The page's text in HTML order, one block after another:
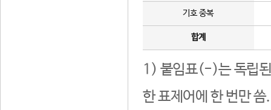
기호 중복
합계
1) 붙임표(-)는 독립된
한 표제어에 한 번만